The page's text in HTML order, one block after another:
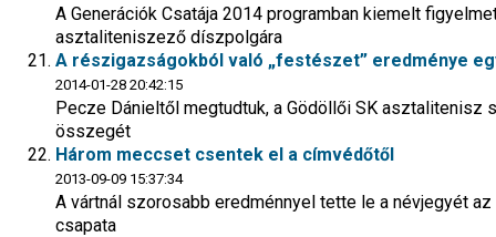
A Generációk Csatája 2014 programban kiemelt
asztaliteniszező díszpolgára
A részigazságokból való „festészet” eredménye
2014-01-28 20:42:15
Pecze Dánieltől megtudtuk, a Gödöllői SK
összegét
Három meccset csentek el a címvédőtől
2013-09-09 15:37:34
A vártnál szorosabb eredménnyel tette le a névjegyét
csapata